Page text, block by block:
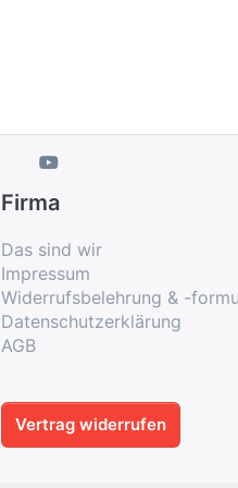
Firma
Das sind wir
Impressum
Widerrufsbelehrung & -
Datenschutzerklärung
AGB
Vertrag widerrufen